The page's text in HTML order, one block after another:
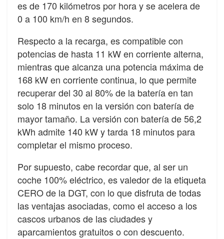
es de 170 kilómetros por hora y se acelera de
0 a 100 km/h en 8 segundos.
Respecto a la recarga, es compatible con
potencias de hasta 11 kW en corriente alterna,
mientras que alcanza una potencia máxima de
168 kW en corriente continua, lo que permite
recuperar del 30 al 80% de la batería en tan
solo 18 minutos en la versión con batería de
mayor tamaño. La versión con batería de 56,2
kWh admite 140 kW y tarda 18 minutos para
completar el mismo proceso.
Por supuesto, cabe recordar que, al ser un
coche 100% eléctrico, es valedor de la etiqueta
CERO de la DGT, con lo que disfruta de todas
las ventajas asociadas, como el acceso a los
cascos urbanos de las ciudades y
aparcamientos gratuitos o con descuento.